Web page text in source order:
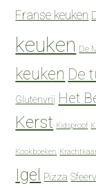
Franse keuken
keuken De
keuken De
Glutenvrij Het
Kerst Kidsproof
Kookboeken
Igel
Pizza